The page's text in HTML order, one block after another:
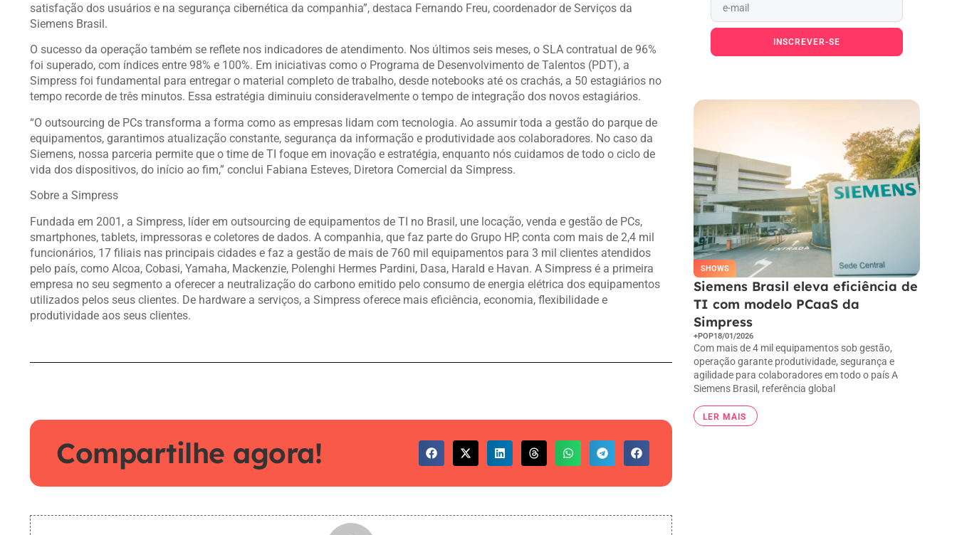
satisfação dos usuários e na segurança cibernética da companhia”, destaca Fernando Freu, coordenador de Serviços da
Siemens Brasil.
O sucesso da operação também se reflete nos indicadores de atendimento. Nos últimos seis meses, o SLA contratual de 96%
foi superado, com índices entre 98% e 100%. Em iniciativas como o Programa de Desenvolvimento de Talentos (PDT), a
Simpress foi fundamental para entregar o material completo de trabalho, desde notebooks até os crachás, a 50 estagiários no
tempo recorde de três minutos. Essa estratégia diminuiu consideravelmente o tempo de integração dos novos estagiários.
“O outsourcing de PCs transforma a forma como as empresas lidam com tecnologia. Ao assumir toda a gestão do parque de
equipamentos, garantimos atualização constante, segurança da informação e produtividade aos colaboradores. No caso da
Siemens, nossa parceria permite que o time de TI foque em inovação e estratégia, enquanto nós cuidamos de todo o ciclo de
vida dos dispositivos, do início ao fim,” conclui Fabiana Esteves, Diretora Comercial da Simpress.
Sobre a Simpress
Fundada em 2001, a Simpress, líder em outsourcing de equipamentos de TI no Brasil, une locação, venda e gestão de PCs,
smartphones, tablets, impressoras e coletores de dados. A companhia, que faz parte do Grupo HP, conta com mais de 2,4 mil
funcionários, 17 filiais nas principais cidades e faz a gestão de mais de 760 mil equipamentos para 3 mil clientes atendidos
pelo país, como Alcoa, Cobasi, Yamaha, Mackenzie, Polenghi Hermes Pardini, Dasa, Harald e Havan. A Simpress é a primeira
empresa no seu segmento a oferecer a neutralização do carbono emitido pelo consumo de energia elétrica dos equipamentos
utilizados pelos seus clientes. De hardware a serviços, a Simpress oferece mais eficiência, economia, flexibilidade e
produtividade aos seus clientes.
Compartilhe agora!
INSCREVER-SE
SHOWS
Siemens Brasil eleva eficiência de
TI com modelo PCaaS da
Simpress
+POP18/01/2026
Com mais de 4 mil equipamentos sob gestão,
operação garante produtividade, segurança e
agilidade para colaboradores em todo o país A
Siemens Brasil, referência global
LER MAIS